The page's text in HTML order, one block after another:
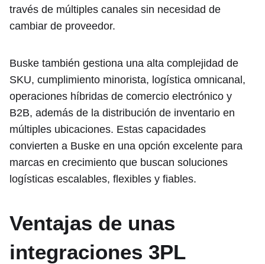
través de múltiples canales sin necesidad de
cambiar de proveedor.
Buske también gestiona una alta complejidad de
SKU, cumplimiento minorista, logística omnicanal,
operaciones híbridas de comercio electrónico y
B2B, además de la distribución de inventario en
múltiples ubicaciones. Estas capacidades
convierten a Buske en una opción excelente para
marcas en crecimiento que buscan soluciones
logísticas escalables, flexibles y fiables.
Ventajas de unas
integraciones 3PL